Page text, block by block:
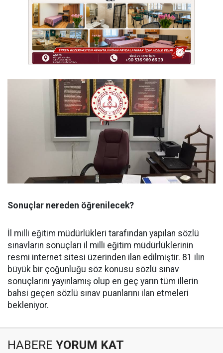
Sonuçlar nereden öğrenilecek?
İl milli eğitim müdürlükleri tarafından yapılan sözlü
sınavların sonuçları il milli eğitim müdürlüklerinin
resmi internet sitesi üzerinden ilan edilmiştir. 81 ilin
büyük bir çoğunluğu söz konusu sözlü sınav
sonuçlarını yayınlamış olup en geç yarın tüm illerin
bahsi geçen sözlü sınav puanlarını ilan etmeleri
bekleniyor.
HABERE YORUM KAT